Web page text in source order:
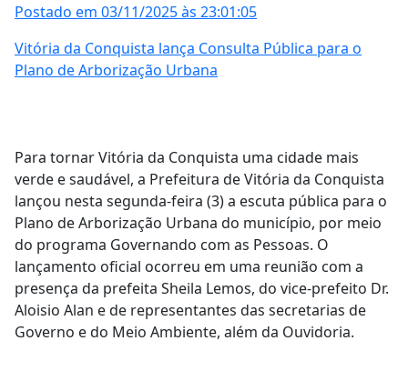
Postado em 03/11/2025 às 23:01:05
Vitória da Conquista lança Consulta Pública para o
Plano de Arborização Urbana
Para tornar Vitória da Conquista uma cidade mais
verde e saudável, a Prefeitura de Vitória da Conquista
lançou nesta segunda-feira (3) a escuta pública para o
Plano de Arborização Urbana do município, por meio
do programa Governando com as Pessoas. O
lançamento oficial ocorreu em uma reunião com a
presença da prefeita Sheila Lemos, do vice-prefeito Dr.
Aloisio Alan e de representantes das secretarias de
Governo e do Meio Ambiente, além da Ouvidoria.